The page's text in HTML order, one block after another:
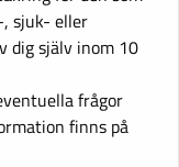
, sjuk- eller
dig själv inom 10
frågor
finns på